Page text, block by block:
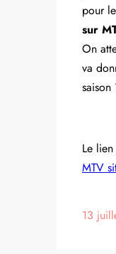
pour
sur
On
va
saison
Le
MTV
13